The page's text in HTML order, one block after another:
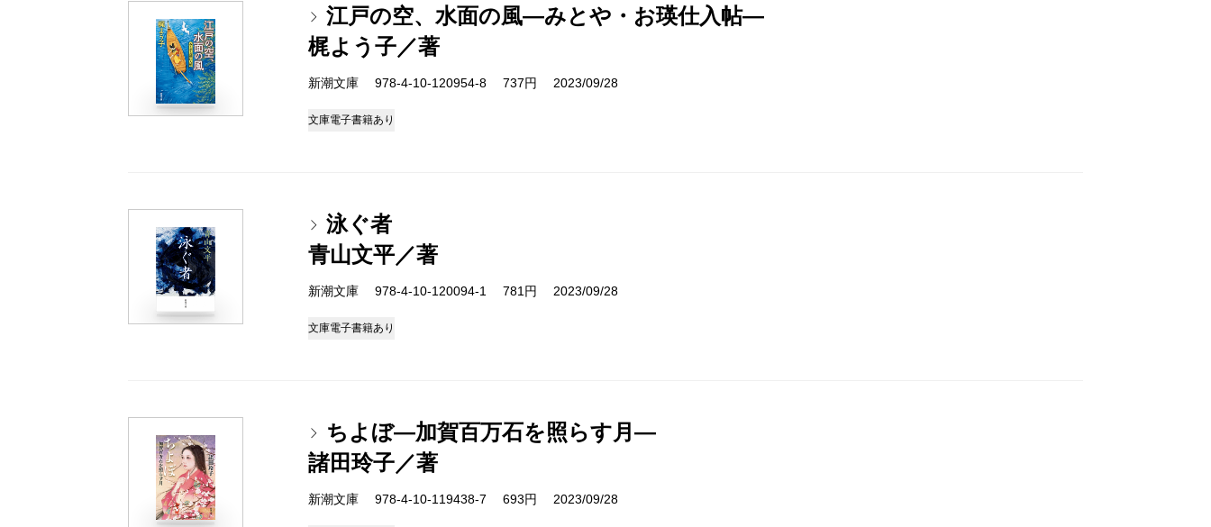
江戸の空、水面の風―みとや・お瑛仕入帖―
梶よう子／著
新潮文庫 978-4-10-120954-8 737円 2023/09/28
文庫電子書籍あり
泳ぐ者
青山文平／著
新潮文庫 978-4-10-120094-1 781円 2023/09/28
文庫電子書籍あり
ちよぼ―加賀百万石を照らす月―
諸田玲子／著
新潮文庫 978-4-10-119438-7 693円 2023/09/28